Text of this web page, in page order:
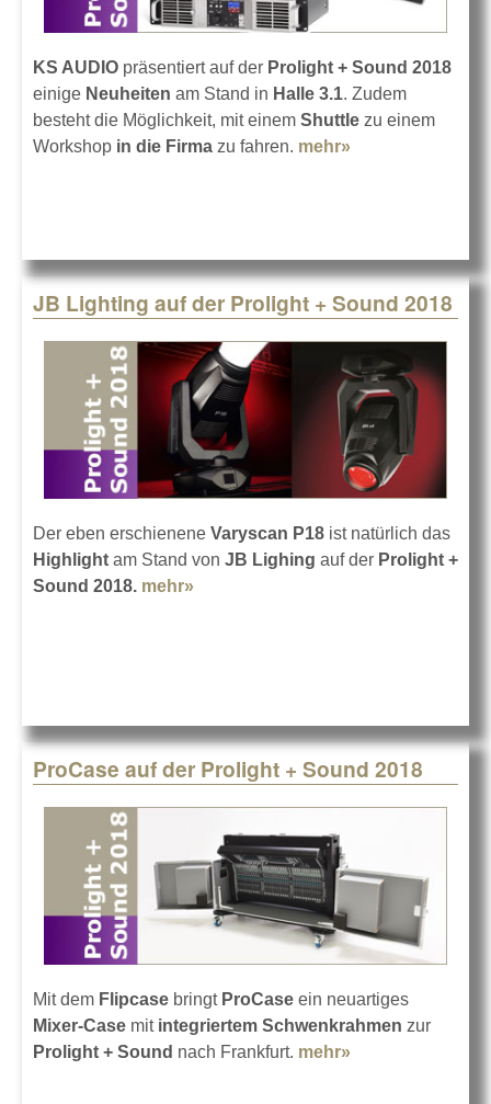
KS AUDIO präsentiert auf der Prolight + Sound 2018
einige Neuheiten am Stand in Halle 3.1. Zudem
besteht die Möglichkeit, mit einem Shuttle zu einem
Workshop in die Firma zu fahren. mehr»
JB Lighting auf der Prolight + Sound 2018
Der eben erschienene Varyscan P18 ist natürlich das
Highlight am Stand von JB Lighing auf der Prolight +
Sound 2018. mehr»
ProCase auf der Prolight + Sound 2018
Mit dem Flipcase bringtProCase ein neuartiges
Mixer-Case mitintegriertem Schwenkrahmen zur
Prolight + Sound nach Frankfurt. mehr»